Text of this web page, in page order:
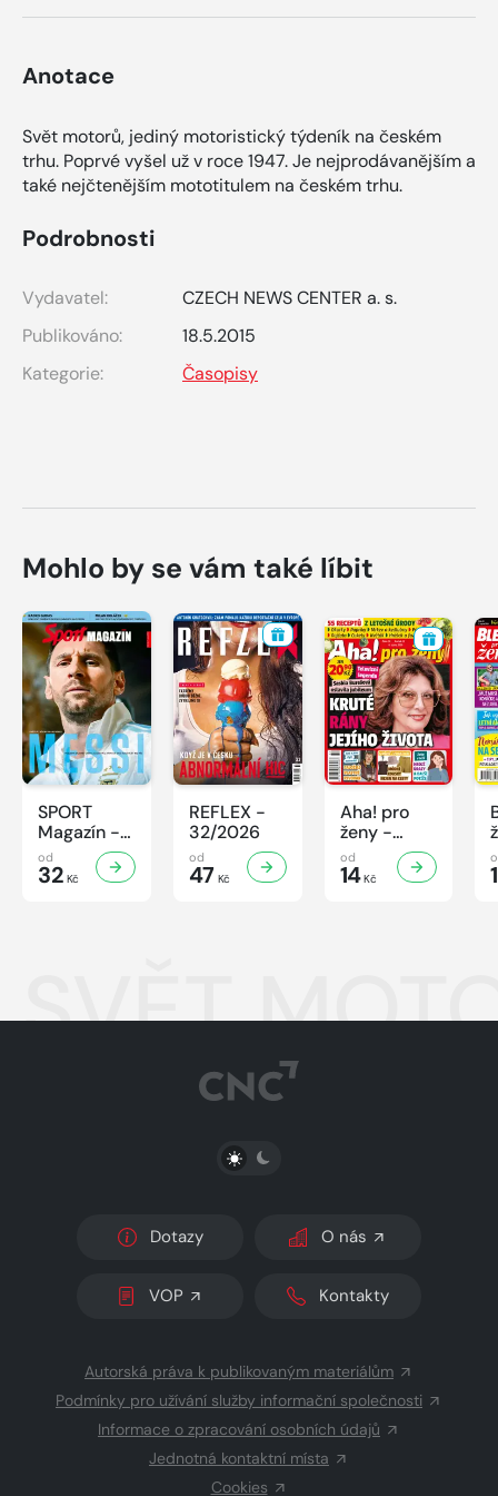
Anotace
Svět motorů, jediný motoristický týdeník na českém
trhu. Poprvé vyšel už v roce 1947. Je nejprodávanějším a
také nejčtenějším mototitulem na českém trhu.
Podrobnosti
Vydavatel:
CZECH NEWS CENTER a. s.
Publikováno:
18.5.2015
Kategorie:
Časopisy
Mohlo by se vám také líbit
SPORT
Magazín -
32/2026
od
32 Kč
REFLEX -
32/2026
od
47 Kč
Aha! pro
ženy -
32/2026
od
14Kč
SVĚT
PŘEPNOUT SVĚTLÝ/TMAVÝ REŽIM
Dotazy O nás
VOP Kontakty
Autorská práva k publikovaným materiálům
Podmínky pro užívání služby informační společnosti
Informace o zpracování osobních údajů
Jednotná kontaktní místa
Cookies